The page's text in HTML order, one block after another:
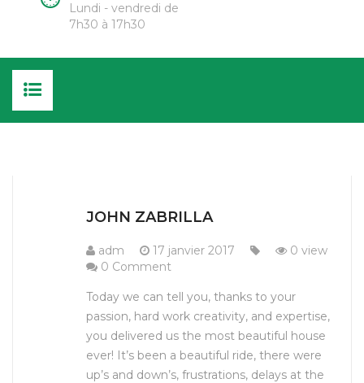
Lundi - vendredi de
7h30 à 17h30
MENUISERIES
EXTÉRIEURES
JARDIN : ABRIS ET LOISIRS
NOS RÉALISATIONS
NOUS CONTACTER
JOHN ZABRILLA
adm 17 janvier 2017
0 view
0 Comment
Today we can tell you, thanks to your
passion, hard work creativity, and expertise,
you delivered us the most beautiful house
ever! It’s been a beautiful ride, there were
up’s and down’s, frustrations, delays at the